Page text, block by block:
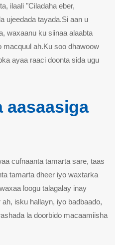
ilaali "Ciladaha eber,
ujeedada tayada.Si aan u
waxaanu ku siinaa alaabta
macquul ah.Ku soo dhawoow
ayaa raaci doonta sida ugu
aasaasiga
cufnaanta tamarta sare, taas
tamarta dheer iyo waxtarka
loogu talagalay inay
isku hallayn, iyo badbaado,
la doorbido macaamiisha